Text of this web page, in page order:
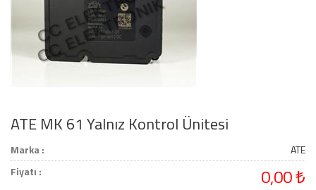
ATE MK 61 Yalnız Kontrol Ünitesi
Marka :
ATE
Fiyatı :
0,00 ₺